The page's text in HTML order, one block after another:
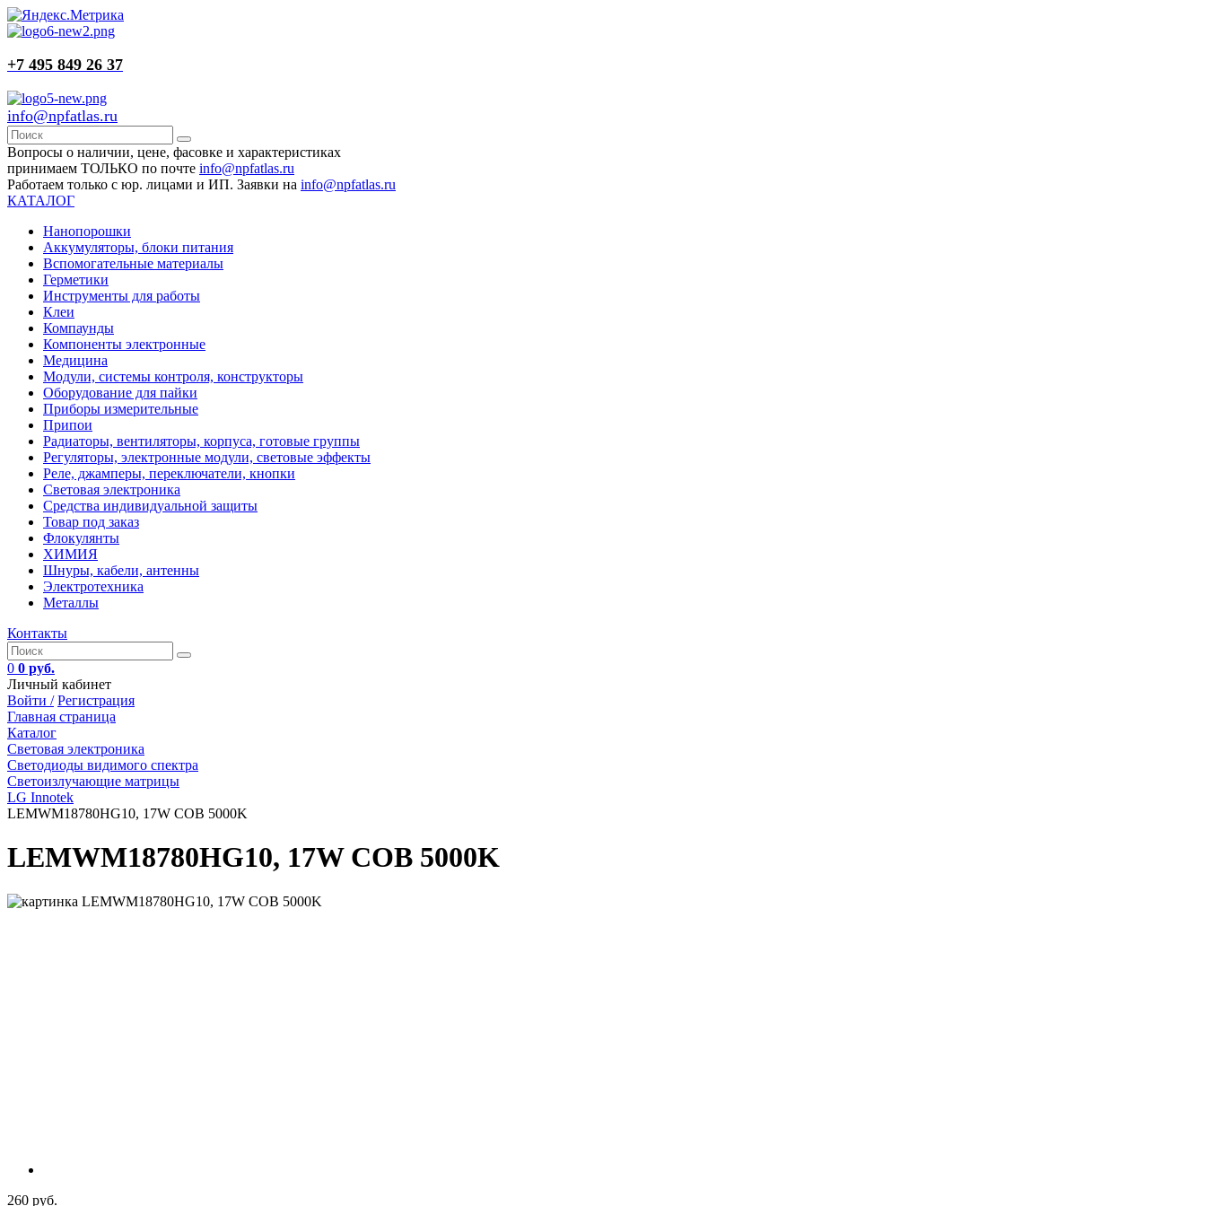
+7 495 849 26 37
info@npfatlas.ru
Вопросы о наличии, цене, фасовке и характеристиках
принимаем ТОЛЬКО по почте info@npfatlas.ru
Работаем только с юр. лицами и ИП. Заявки на info@npfatlas.ru
КАТАЛОГ
Нанопорошки
Аккумуляторы, блоки питания
Вспомогательные материалы
Герметики
Инструменты для работы
Клеи
Компаунды
Компоненты электронные
Медицина
Модули, системы контроля, конструкторы
Оборудование для пайки
Приборы измерительные
Припои
Радиаторы, вентиляторы, корпуса, готовые группы
Регуляторы, электронные модули, световые эффекты
Реле, джамперы, переключатели, кнопки
Световая электроника
Средства индивидуальной защиты
Товар под заказ
Флокулянты
ХИМИЯ
Шнуры, кабели, антенны
Электротехника
Металлы
Контакты
0 0 руб.
Личный кабинет
Войти / Регистрация
Главная страница
Каталог
Световая электроника
Светодиоды видимого спектра
Светоизлучающие матрицы
LG Innotek
LEMWM18780HG10, 17W COB 5000K
LEMWM18780HG10, 17W COB 5000K
260 руб.